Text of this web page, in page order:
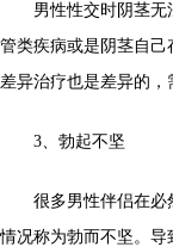
男性性交时阴茎无法
管类疾病或是阴茎自
差异治疗也是差异的
3、勃起不坚
很多男性伴侣在必然
情况称为勃而不坚。